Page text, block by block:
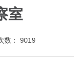
室
数： 9019